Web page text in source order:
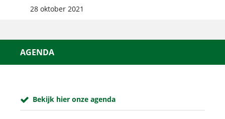
28 oktober 2021
AGENDA
Bekijk hier onze agenda